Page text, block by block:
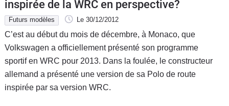
inspirée de la WRC en perspective?
Futurs modèles Le 30/12/2012
C’est au début du mois de décembre, à Monaco, que
Volkswagen a officiellement présenté son programme
sportif en WRC pour 2013. Dans la foulée, le constructeur
allemand a présenté une version de sa Polo de route
inspirée par sa version WRC.